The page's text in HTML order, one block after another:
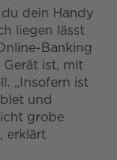
dein Handy
liegen lässt
Banking
ist, mit
„Insofern ist
und
grobe
erklärt